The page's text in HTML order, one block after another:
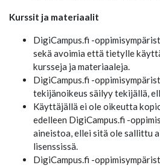
Kurssit ja materiaalit
DigiCampus.fi -
sekä avoimia että tietylle
kursseja ja materiaaleja.
DigiCampus.fi -
tekijänoikeus säilyy tekijällä,
Käyttäjällä ei ole oikeutta
edelleen DigiCampus.fi -
aineistoa, ellei sitä ole sallittu
lisenssissä.
DigiCampus.fi -